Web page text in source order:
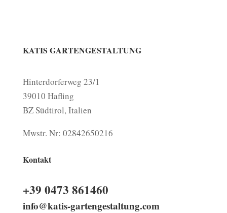
KATIS GARTENGESTALTUNG
Hinterdorferweg 23/1
39010 Hafling
BZ Südtirol, Italien
Mwstr. Nr: 02842650216
Kontakt
+39 0473 861460
info@katis-gartengestaltung.com